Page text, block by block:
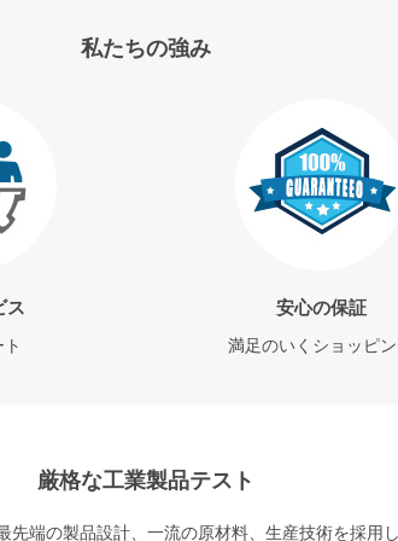
私たちの強み
ス 安心の保証
満足のいくショッピ
厳格な工業製品テスト
端の製品設計、一流の原材料、生産技術を採用